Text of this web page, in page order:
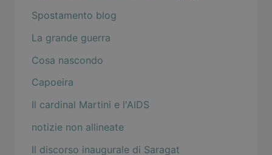
Spostamento blog
La grande guerra
Cosa nascondo
Capoeira
Il cardinal Martini e l'AIDS
notizie non allineate
Il discorso inaugurale di Saragat